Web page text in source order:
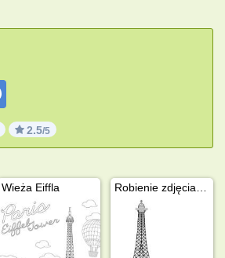
2.5/5
Wieża Eiffla